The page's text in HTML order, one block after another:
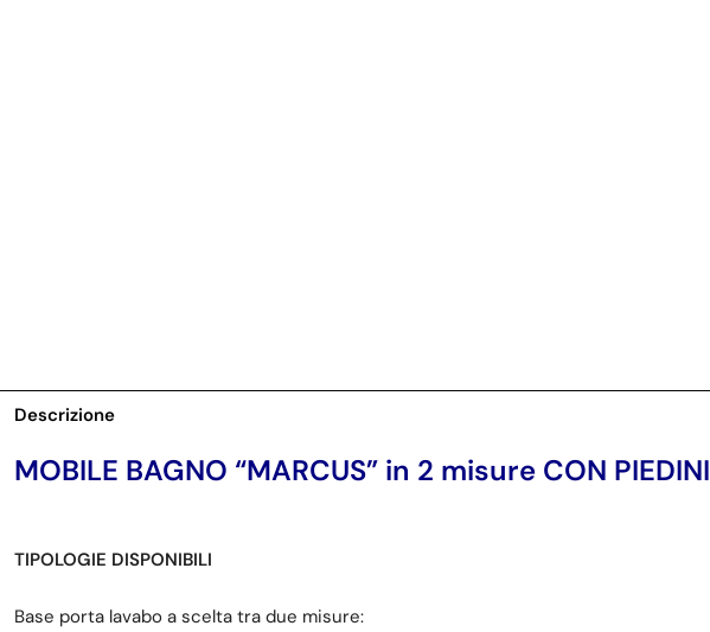
Descrizione
MOBILE BAGNO “MARCUS” in 2 misure CON PIEDINI
TIPOLOGIE DISPONIBILI
Base porta lavabo a scelta tra due misure: